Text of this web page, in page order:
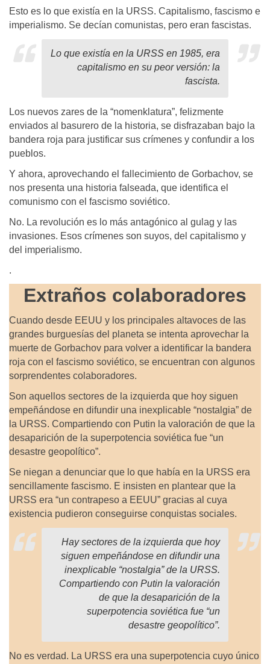
Esto es lo que existía en la URSS. Capitalismo, fascismo e
imperialismo. Se decían comunistas, pero eran fascistas.
Lo que existía en la URSS en 1985, era
capitalismo en su peor versión: la
fascista.
Los nuevos zares de la “nomenklatura”, felizmente
enviados al basurero de la historia, se disfrazaban bajo la
bandera roja para justificar sus crímenes y confundir a los
pueblos.
Y ahora, aprovechando el fallecimiento de Gorbachov, se
nos presenta una historia falseada, que identifica el
comunismo con el fascismo soviético.
No. La revolución es lo más antagónico al gulag y las
invasiones. Esos crímenes son suyos, del capitalismo y
del imperialismo.
.
Extraños colaboradores
Cuando desde EEUU y los principales altavoces de las
grandes burguesías del planeta se intenta aprovechar la
muerte de Gorbachov para volver a identificar la bandera
roja con el fascismo soviético, se encuentran con algunos
sorprendentes colaboradores.
Son aquellos sectores de la izquierda que hoy siguen
empeñándose en difundir una inexplicable “nostalgia” de
la URSS. Compartiendo con Putin la valoración de que la
desaparición de la superpotencia soviética fue “un
desastre geopolítico”.
Se niegan a denunciar que lo que había en la URSS era
sencillamente fascismo. E insisten en plantear que la
URSS era “un contrapeso a EEUU” gracias al cuya
existencia pudieron conseguirse conquistas sociales.
Hay sectores de la izquierda que hoy
siguen empeñándose en difundir una
inexplicable “nostalgia” de la URSS.
Compartiendo con Putin la valoración
de que la desaparición de la
superpotencia soviética fue “un
desastre geopolítico”.
No es verdad. La URSS era una superpotencia cuyo único